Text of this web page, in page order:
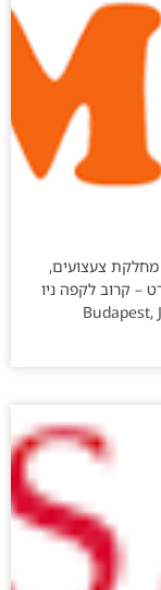
צעצועים,
– קרוב לקפה ניו